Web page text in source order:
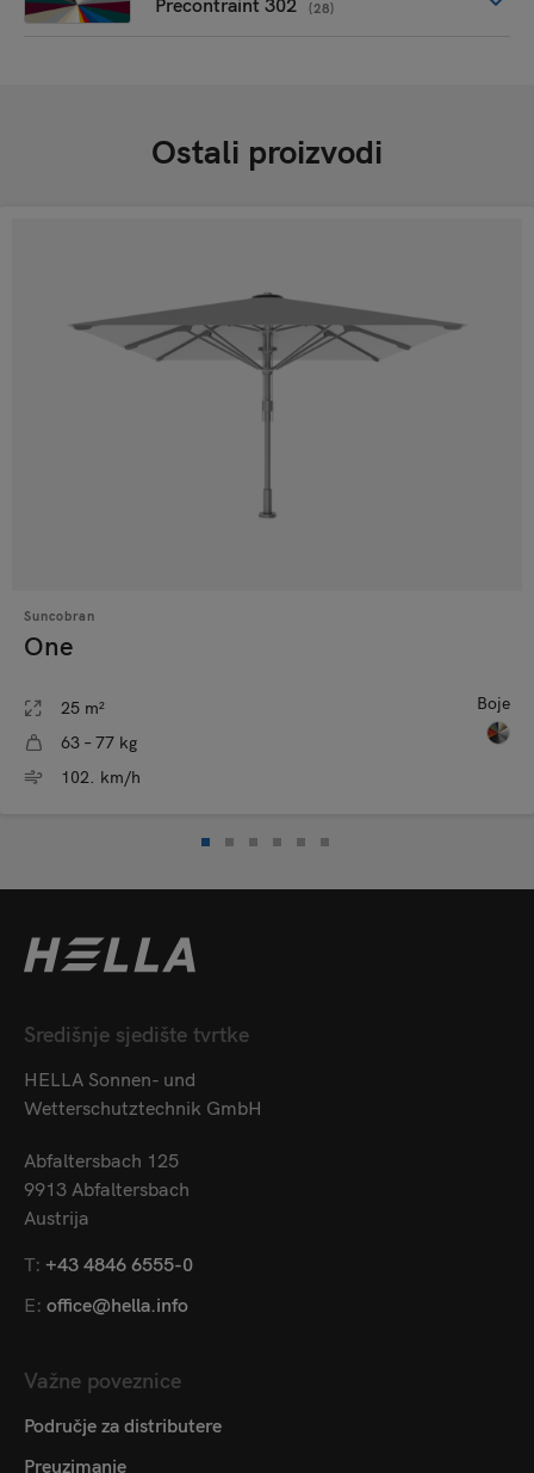
(28)
Ostali proizvodi
Suncobran
One
25 m²
63 – 77 kg
102. km/h
Boje
Središnje sjedište tvrtke
HELLA Sonnen- und
Wetterschutztechnik GmbH
Abfaltersbach 125
9913 Abfaltersbach
Austrija
T: +43 4846 6555-0
E: office@hella.info
Važne poveznice
Područje za distributere
Preuzimanje